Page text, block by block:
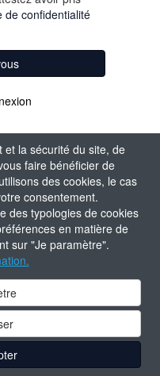
et la sécurité du site, de
faire bénéficier de
des cookies, le cas
consentement.
des typologies de cookies
en matière de
sur "Je paramètre".
de confidentialité